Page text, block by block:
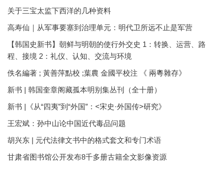
关于三宝太监下西洋的几种资料
高寿仙｜从军事要塞到治理单元：明代卫所远不止是军营
【韩国史新书】朝鲜与明朝的使行外交史 1：转换、运营、路
程、接境 2：礼仪、认知、交流与环境
佚名編著 ; 黃善萍點校 ;葉農 金國平校注 《 兩粵雜存》
新书 | 韩国奎章阁藏孤本明别集丛刊（全十册）
新书 |《从“四夷”到“外国”：<宋史·外国传>研究》
王宏斌：孙中山论中国近代毒品问题
胡兴东 | 元代法律文书中的格式套文和专门术语
甘肃省图书馆公开发布8千多册古籍全文影像资源